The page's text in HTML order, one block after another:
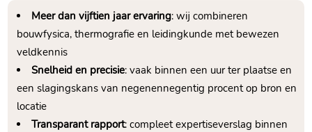
Meer dan vijftien jaar ervaring: wij combineren
bouwfysica, thermografie en leidingkunde met bewezen
veldkennis
Snelheid en precisie: vaak binnen een uur ter plaatse en
een slagingskans van negenennegentig procent op bron en
locatie
Transparant rapport: compleet expertiseverslag binnen